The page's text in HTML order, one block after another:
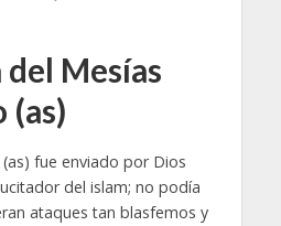
del Mesías
(as)
fue enviado por Dios
del islam; no podía
ataques tan blasfemos y